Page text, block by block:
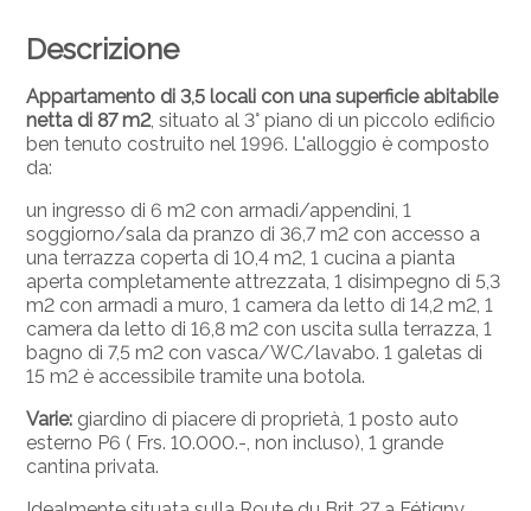
Descrizione
Appartamento di 3,5 locali con una superficie abitabile
netta di 87 m2 , situato al 3° piano di un piccolo edificio
ben tenuto costruito nel 1996. L'alloggio è composto
da:
un ingresso di 6 m2 con armadi/appendini, 1
soggiorno/sala da pranzo di 36,7 m2 con accesso a
una terrazza coperta di 10,4 m2, 1 cucina a pianta
aperta completamente attrezzata, 1 disimpegno di 5,3
m2 con armadi a muro, 1 camera da letto di 14,2 m2, 1
camera da letto di 16,8 m2 con uscita sulla terrazza, 1
bagno di 7,5 m2 con vasca/WC/lavabo. 1 galetas di
15 m2 è accessibile tramite una botola.
Varie: giardino di piacere di proprietà, 1 posto auto
esterno P6 ( Frs. 10.000.-, non incluso), 1 grande
cantina privata.